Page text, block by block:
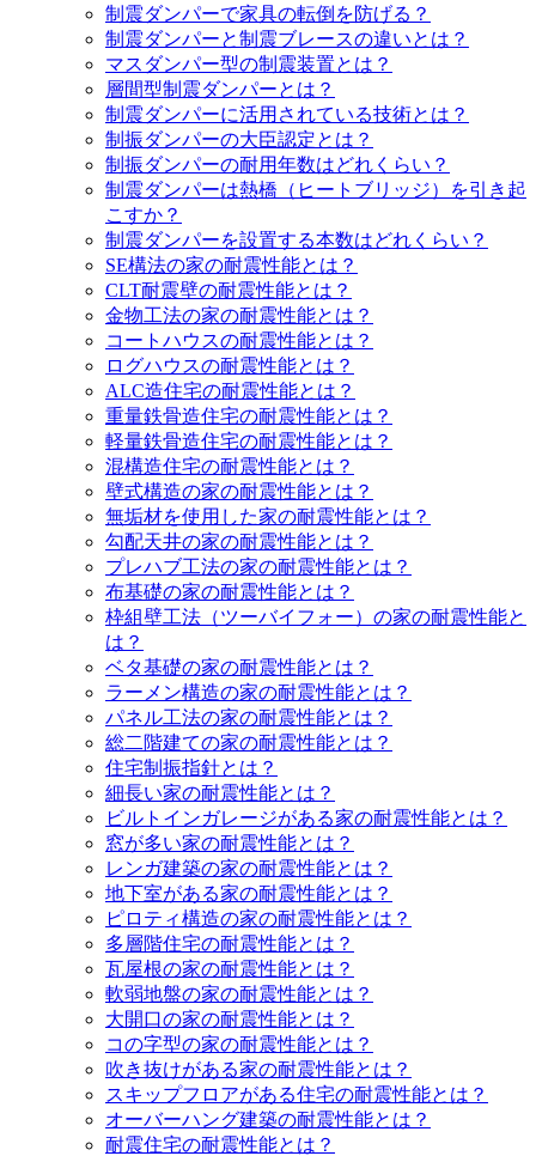
制震ダンパーで家具の転倒を防げる？
制震ダンパーと制震ブレースの違いとは？
マスダンパー型の制震装置とは？
層間型制震ダンパーとは？
制震ダンパーに活用されている技術とは？
制振ダンパーの大臣認定とは？
制振ダンパーの耐用年数はどれくらい？
制震ダンパーは熱橋（ヒートブリッジ）を引き起
こすか？
制震ダンパーを設置する本数はどれくらい？
SE構法の家の耐震性能とは？
CLT耐震壁の耐震性能とは？
金物工法の家の耐震性能とは？
コートハウスの耐震性能とは？
ログハウスの耐震性能とは？
ALC造住宅の耐震性能とは？
重量鉄骨造住宅の耐震性能とは？
軽量鉄骨造住宅の耐震性能とは？
混構造住宅の耐震性能とは？
壁式構造の家の耐震性能とは？
無垢材を使用した家の耐震性能とは？
勾配天井の家の耐震性能とは？
プレハブ工法の家の耐震性能とは？
布基礎の家の耐震性能とは？
枠組壁工法（ツーバイフォー）の家の耐震性能と
は？
ベタ基礎の家の耐震性能とは？
ラーメン構造の家の耐震性能とは？
パネル工法の家の耐震性能とは？
総二階建ての家の耐震性能とは？
住宅制振指針とは？
細長い家の耐震性能とは？
ビルトインガレージがある家の耐震性能とは？
窓が多い家の耐震性能とは？
レンガ建築の家の耐震性能とは？
地下室がある家の耐震性能とは？
ピロティ構造の家の耐震性能とは？
多層階住宅の耐震性能とは？
瓦屋根の家の耐震性能とは？
軟弱地盤の家の耐震性能とは？
大開口の家の耐震性能とは？
コの字型の家の耐震性能とは？
吹き抜けがある家の耐震性能とは？
スキップフロアがある住宅の耐震性能とは？
オーバーハング建築の耐震性能とは？
耐震住宅の耐震性能とは？